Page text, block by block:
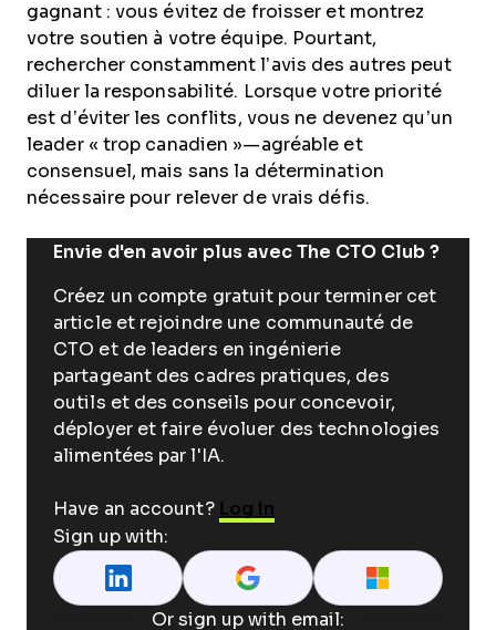
gagnant : vous évitez de froisser et montrez
votre soutien à votre équipe. Pourtant,
rechercher constamment l’avis des autres peut
diluer la responsabilité. Lorsque votre priorité
est d’éviter les conflits, vous ne devenez qu’un
leader « trop canadien »—agréable et
consensuel, mais sans la détermination
nécessaire pour relever de vrais défis.
Envie d'en avoir plus avec The CTO Club ?
Créez un compte gratuit pour terminer cet
article et rejoindre une communauté de
CTO et de leaders en ingénierie
partageant des cadres pratiques, des
outils et des conseils pour concevoir,
déployer et faire évoluer des technologies
alimentées par l'IA.
Have an account? Log In
Sign up with:
Or sign up with email: